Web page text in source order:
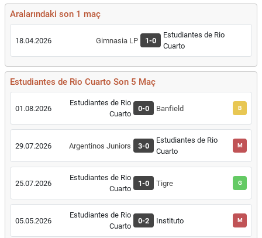
Aralarındaki son 1 maç
18.04.2026 Gimnasia LP 1-0
Estudiantes de Rio
Cuarto
Estudiantes de Rio Cuarto Son 5 Maç
01.08.2026
Estudiantes de Rio
Cuarto
0-0 Banfield B
29.07.2026 Argentinos Juniors 3-0
Estudiantes de Rio
Cuarto
M
25.07.2026
Estudiantes de Rio
Cuarto
1-0 Tigre G
05.05.2026
Estudiantes de Rio
Cuarto
0-2 Instituto M